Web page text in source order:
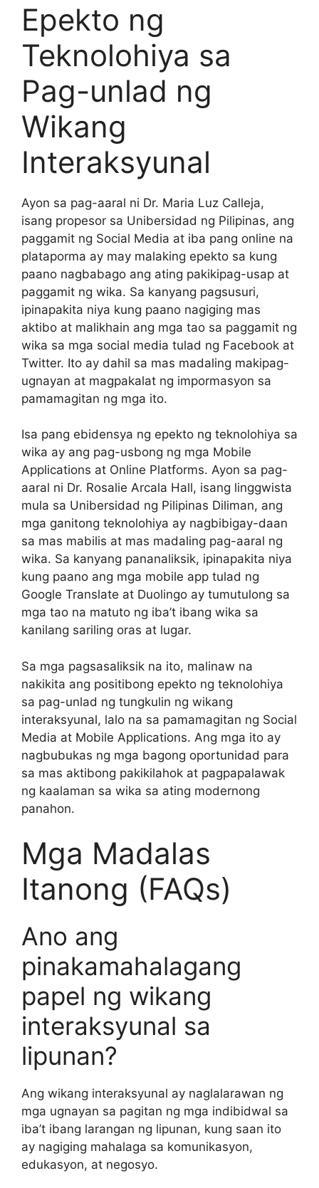
Epekto ng
Teknolohiya sa
Pag-unlad ng
Wikang
Interaksyunal
Ayon sa pag-aaral ni Dr. Maria Luz Calleja,
isang propesor sa Unibersidad ng Pilipinas, ang
paggamit ng Social Media at iba pang online na
plataporma ay may malaking epekto sa kung
paano nagbabago ang ating pakikipag-usap at
paggamit ng wika. Sa kanyang pagsusuri,
ipinapakita niya kung paano nagiging mas
aktibo at malikhain ang mga tao sa paggamit ng
wika sa mga social media tulad ng Facebook at
Twitter. Ito ay dahil sa mas madaling makipag-
ugnayan at magpakalat ng impormasyon sa
pamamagitan ng mga ito.
Isa pang ebidensya ng epekto ng teknolohiya sa
wika ay ang pag-usbong ng mga Mobile
Applications at Online Platforms. Ayon sa pag-
aaral ni Dr. Rosalie Arcala Hall, isang linggwista
mula sa Unibersidad ng Pilipinas Diliman, ang
mga ganitong teknolohiya ay nagbibigay-daan
sa mas mabilis at mas madaling pag-aaral ng
wika. Sa kanyang pananaliksik, ipinapakita niya
kung paano ang mga mobile app tulad ng
Google Translate at Duolingo ay tumutulong sa
mga tao na matuto ng iba’t ibang wika sa
kanilang sariling oras at lugar.
Sa mga pagsasaliksik na ito, malinaw na
nakikita ang positibong epekto ng teknolohiya
sa pag-unlad ng tungkulin ng wikang
interaksyunal, lalo na sa pamamagitan ng Social
Media at Mobile Applications. Ang mga ito ay
nagbubukas ng mga bagong oportunidad para
sa mas aktibong pakikilahok at pagpapalawak
ng kaalaman sa wika sa ating modernong
panahon.
Mga Madalas
Itanong (FAQs)
Ano ang
pinakamahalagang
papel ng wikang
interaksyunal sa
lipunan?
Ang wikang interaksyunal ay naglalarawan ng
mga ugnayan sa pagitan ng mga indibidwal sa
iba’t ibang larangan ng lipunan, kung saan ito
ay nagiging mahalaga sa komunikasyon,
edukasyon, at negosyo.